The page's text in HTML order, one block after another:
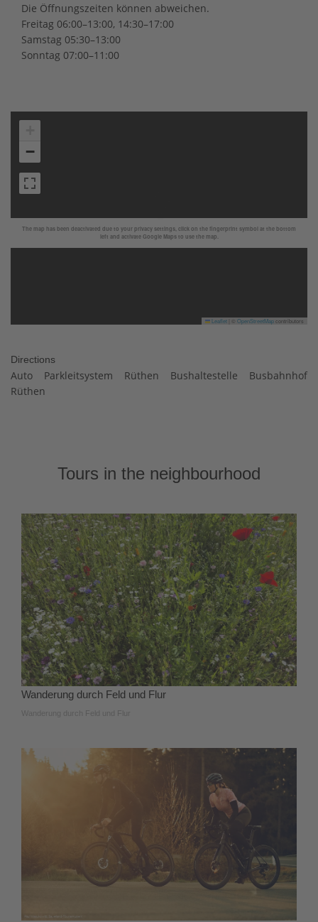
Die Öffnungszeiten können abweichen.
Freitag 06:00–13:00, 14:30–17:00
Samstag 05:30–13:00
Sonntag 07:00–11:00
The map has been deactivated due to your privacy settings, click on the fingerprint symbol at the bottom
left and activate Google Maps to use the map.
−
Leaflet OpenStreetMapcontributors
Directions
Auto Parkleitsystem Rüthen Bushaltestelle Busbahnhof
Rüthen
Tours in the neighbourhood
Wanderung durch Feld und Flur
Wanderung durch Feld und Flur